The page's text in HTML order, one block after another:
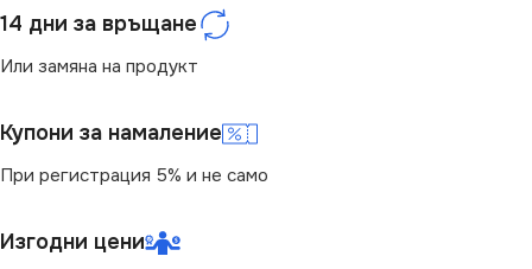
МОЩНОСТ (W) 6.9
СВЕТЛИНЕН ПОТОК
14 дни за връщане
Или замяна на продукт
Купони за намаление
При регистрация 5% и не само
Изгодни цени